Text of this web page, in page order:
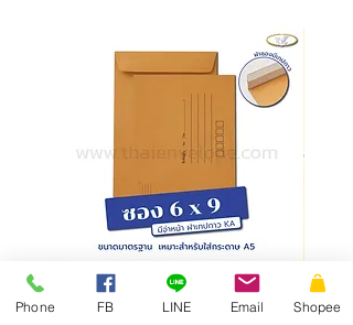
สั่งซื้อก่อนเวลา 10.00 น. สามารถจัดส่ง
ภายในวันเดียวกัน
การสั่งซื้อหลังเวลา 10.00น.จัดส่ง
ภายในวันทำการถัดไป
ซองเอกสาร KA มีจ่าหน้า ฝาซอง
สั่งผลิ
Phone FB LINE Email Shopee